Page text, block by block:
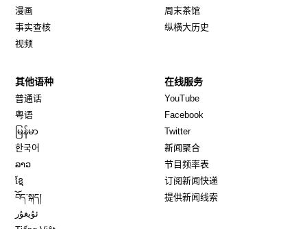
漫画
事实查核
视频
周末茶馆
纵横大历史
其他语种
普通话
粤语
မြန်မာ
한국어
ລາວ
ខ្មែ
བོད་སྐད།
ئۇيغۇر
在线服务
YouTube
Facebook
TwitterOpens in new window
新闻聚合
节目频率表
订阅新闻快递
提供新闻线索